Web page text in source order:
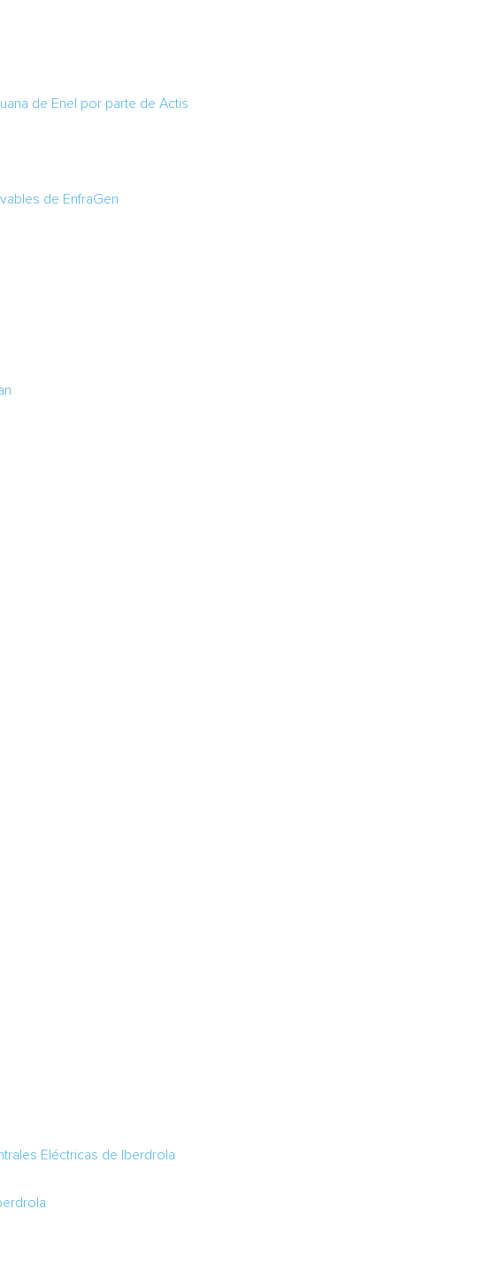
de Enel por parte de Actis
de EnfraGen
Eléctricas de Iberdrola